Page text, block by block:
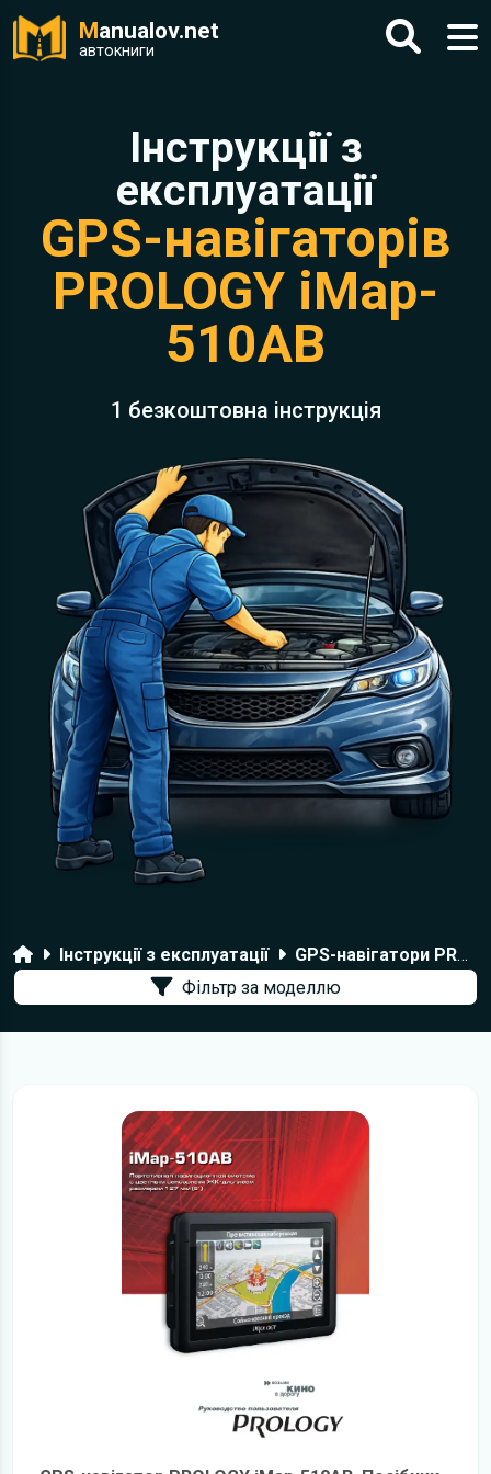
Manualov.net
автокниги
Інструкції з
експлуатації
GPS-навігаторів
PROLOGY iMap-
510AB
1 безкоштовна інструкція
ГоловнаІнструкції з експлуатації
GPS-навігатори PROLOGY
Фільтр за моделлю